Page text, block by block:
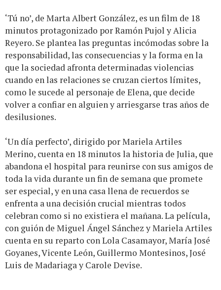
‘Tú no’, de Marta Albert González, es un film de 18
minutos protagonizado por Ramón Pujol y Alicia
Reyero. Se plantea las preguntas incómodas sobre la
responsabilidad, las consecuencias y la forma en la
que la sociedad afronta determinadas violencias
cuando en las relaciones se cruzan ciertos límites,
como le sucede al personaje de Elena, que decide
volver a confiar en alguien y arriesgarse tras años de
desilusiones.
‘Un día perfecto’, dirigido por Mariela Artiles
Merino, cuenta en 18 minutos la historia de Julia, que
abandona el hospital para reunirse con sus amigos de
toda la vida durante un fin de semana que promete
ser especial, y en una casa llena de recuerdos se
enfrenta a una decisión crucial mientras todos
celebran como si no existiera el mañana. La película,
con guión de Miguel Ángel Sánchez y Mariela Artiles
cuenta en su reparto con Lola Casamayor, María José
Goyanes, Vicente León, Guillermo Montesinos, José
Luis de Madariaga y Carole Devise.